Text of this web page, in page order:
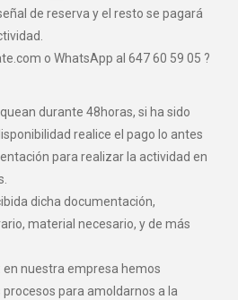
de reserva y el resto se pagará
o WhatsApp al 647 60 59 05 ?
durante 48horas, si ha sido
realice el pago lo antes
para realizar la actividad en
dicha documentación,
material necesario, y de más
en nuestra empresa hemos
para amoldarnos a la